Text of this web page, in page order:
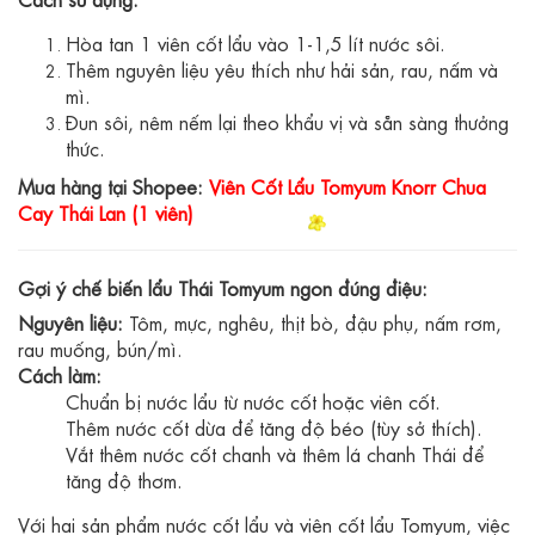
Hòa tan 1 viên cốt lẩu vào 1-1,5 lít nước sôi.
Thêm nguyên liệu yêu thích như hải sản, rau, nấm và
mì.
Đun sôi, nêm nếm lại theo khẩu vị và sẵn sàng thưởng
thức.
Mua hàng tại Shopee: Viên Cốt Lẩu Tomyum Knorr Chua
Cay Thái Lan (1 viên)
Gợi ý chế biến lẩu Thái Tomyum ngon đúng điệu:
Nguyên liệu: Tôm, mực, nghêu, thịt bò, đậu phụ, nấm rơm,
rau muống, bún/mì.
Cách làm:
Chuẩn bị nước lẩu từ nước cốt hoặc viên cốt.
Thêm nước cốt dừa để tăng độ béo (tùy sở thích).
Vắt thêm nước cốt chanh và thêm lá chanh Thái để
tăng độ thơm.
Với hai sản phẩm nước cốt lẩu và viên cốt lẩu Tomyum, việc